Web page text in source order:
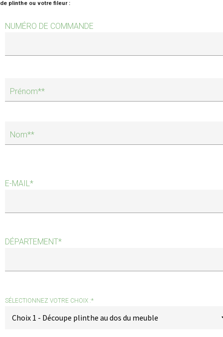
de plinthe ou votre fileur :
NUMÉRO DE COMMANDE
Prénom**
Nom**
E-MAIL*
DÉPARTEMENT*
SÉLECTIONNEZ VOTRE CHOIX :*